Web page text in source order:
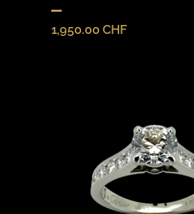
1,950.00 CHF